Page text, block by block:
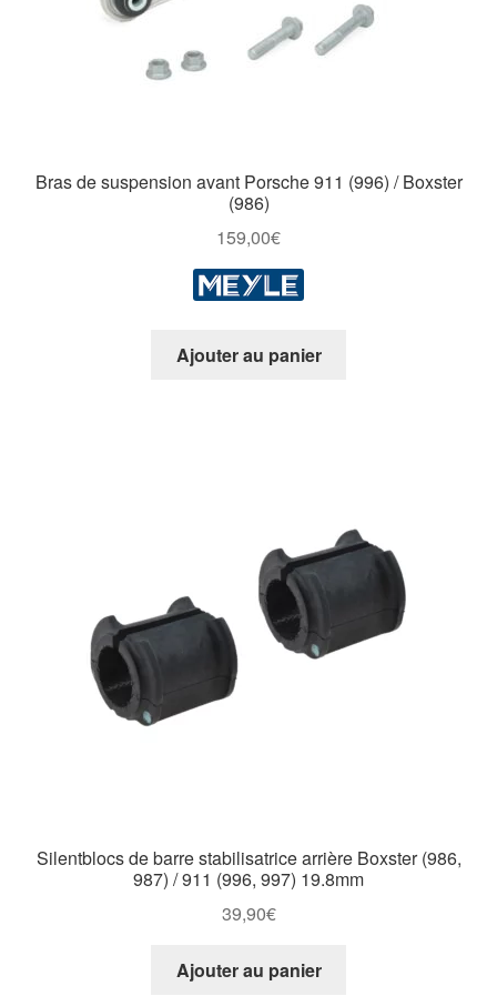
Bras de suspension avant Porsche 911 (996) / Boxster
(986)
159,00€
Ajouter au panier
Silentblocs de barre stabilisatrice arrière Boxster (986,
987) / 911 (996, 997) 19.8mm
39,90€
Ajouter au panier